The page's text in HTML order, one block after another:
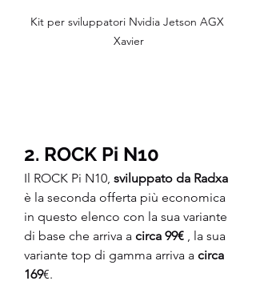
Kit per sviluppatori Nvidia Jetson AGX
Xavier
2. ROCK Pi N10
Il ROCK Pi N10, sviluppato da Radxa
è la seconda offerta più economica
in questo elenco con la sua variante
di base che arriva a circa 99€ , la sua
variante top di gamma arriva a circa
169€.